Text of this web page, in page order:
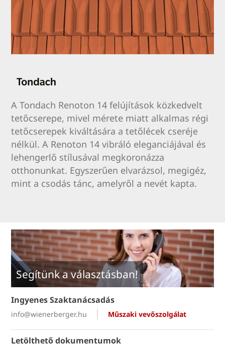
A Tondach Renoton 14 felújítások közkedvelt
tetőcserepe, mivel mérete miatt alkalmas régi
tetőcserepek kiváltására a tetőlécek cseréje
nélkül. A Renoton 14 vibráló eleganciájával és
lehengerlő stílusával megkoronázza
otthonunkat. Egyszerűen elvarázsol, megigéz,
mint a csodás tánc, amelyről a nevét kapta.
Segítünk a választásban!
Ingyenes Szaktanácsadás
Műszaki vevőszolgálat
info@wienerberger.hu
Letölthető dokumentumok